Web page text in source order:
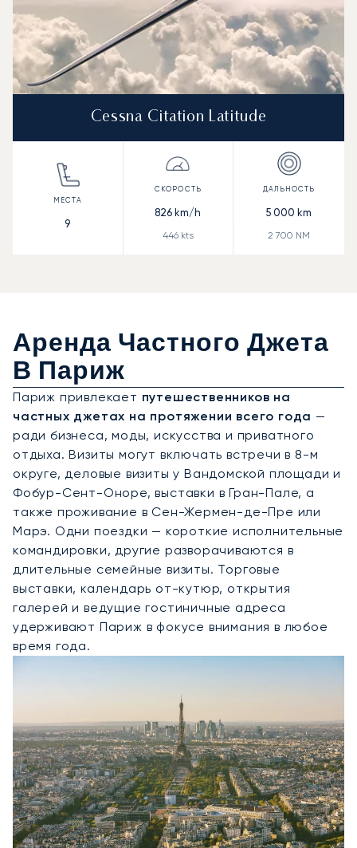
Cessna Citation Latitude
9
826 km/h
446kts
5 000 km
2 700 NM
Аренда Частного Джета
В Париж
Париж привлекает путешественников на
частных джетах на протяжении всего года —
ради бизнеса, моды, искусства и приватного
отдыха. Визиты могут включать встречи в 8-м
округе, деловые визиты у Вандомской площади и
Фобур-Сент-Оноре, выставки в Гран-Пале, а
также проживание в Сен-Жермен-де-Пре или
Марэ. Одни поездки — короткие исполнительные
командировки, другие разворачиваются в
длительные семейные визиты. Торговые
выставки, календарь от-кутюр, открытия
галерей и ведущие гостиничные адреса
удерживают Париж в фокусе внимания в любое
время года.